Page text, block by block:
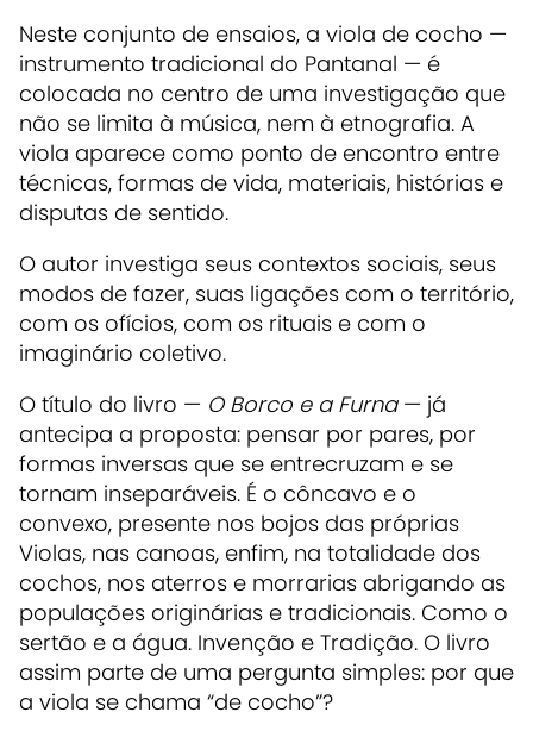
Neste conjunto de ensaios, a viola de cocho —
instrumento tradicional do Pantanal — é
colocada no centro de uma investigação que
não se limita à música, nem à etnografia. A
viola aparece como ponto de encontro entre
técnicas, formas de vida, materiais, histórias e
disputas de sentido.
O autor investiga seus contextos sociais, seus
modos de fazer, suas ligações com o território,
com os ofícios, com os rituais e com o
imaginário coletivo.
O título do livro — O Borco e a Furna— já
antecipa a proposta: pensar por pares, por
formas inversas que se entrecruzam e se
tornam inseparáveis. É o côncavo e o
convexo, presente nos bojos das próprias
Violas, nas canoas, enfim, na totalidade dos
cochos, nos aterros e morrarias abrigando as
populações originárias e tradicionais. Como o
sertão e a água. Invenção e Tradição. O livro
assim parte de uma pergunta simples: por que
a viola se chama “de cocho”?